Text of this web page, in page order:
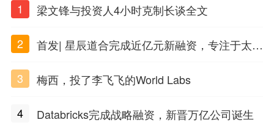
1 梁文锋与投资人4小时克制长谈全文
2
首发| 星辰道合完成近亿元新融资，专注于太空
3
梅西，投了李飞飞的World Labs
4 Databricks完成战略融资，新晋万亿公司诞生